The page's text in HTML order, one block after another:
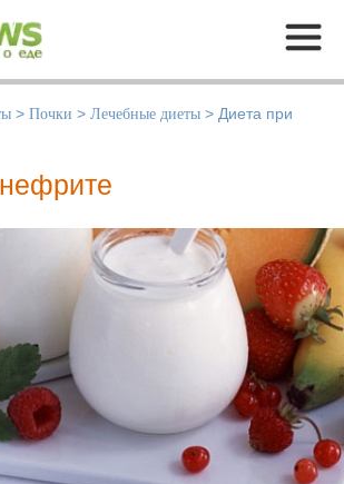
Меню
> Почки > Лечебные диеты > Диета при